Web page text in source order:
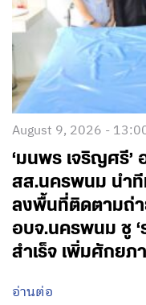
August 9, 2026 -
‘มนพร เจริญศรี’
สส.นครพนม นำ
ลงพื้นที่ติดตามถ่า
อบจ.นครพนม ชู ‘
สำเร็จ เพิ่มศักย
อ่านต่อ